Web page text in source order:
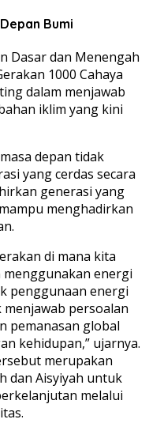
Bumi
Dasar dan Menengah
1000 Cahaya
dalam menjawab
iklim yang kini
depan tidak
yang cerdas secara
generasi yang
menghadirkan
di mana kita
energi
penggunaan energi
persoalan
pemanasan global
kehidupan,” ujarnya.
merupakan
dan Aisyiyah untuk
melalui